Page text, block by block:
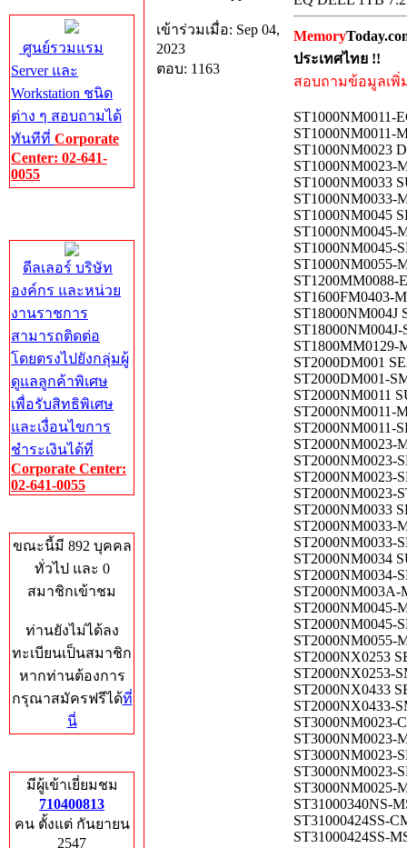
ศูนย์รวมแรม
Server และ
Workstation ชนิด
ต่าง ๆ สอบถามได้
ทันทีที่ Corporate
Center: 02-641-
0055
ดีลเลอร์ บริษัท
องค์กร และหน่วย
งานราชการ
สามารถติดต่อ
โดยตรงไปยังกลุ่มผู้
ดูแลลูกค้าพิเศษ
เพื่อรับสิทธิพิเศษ
และเงื่อนไขการ
ชำระเงินได้ที่
Corporate Center:
02-641-0055
ขณะนี้มี 892 บุคคล
ทั่วไป และ 0
สมาชิกเข้าชม
ท่านยังไม่ได้ลง
ทะเบียนเป็นสมาชิก
หากท่านต้องการ
กรุณาสมัครฟรีได้ที่
นี่
มีผู้เข้าเยี่ยมชม
710400813
คน ตั้งแต่ กันยายน
2547
เข้าร่วมเมื่อ: Sep 04,
2023
ตอบ: 1163
Memory
ประเทศไทย !!
สอบถามข้อมูลเพิ่
ST1000NM0011-
ST1000NM0011-
ST1000NM0023
ST1000NM0023-
ST1000NM0033
ST1000NM0033-
ST1000NM0045
ST1000NM0045-
ST1000NM0045-
ST1000NM0055-
ST1200MM0088-
ST1600FM0403-
ST18000NM004J
ST1800MM0129-
ST2000DM001
ST2000DM001-
ST2000NM0011
ST2000NM0011-
ST2000NM0011-
ST2000NM0023-
ST2000NM0023-
ST2000NM0023-
ST2000NM0023-
ST2000NM0033
ST2000NM0033-
ST2000NM0033-
ST2000NM0034
ST2000NM0034-
ST2000NM003A-
ST2000NM0045-
ST2000NM0045-
ST2000NM0055-
ST2000NX0253
ST2000NX0253-
ST2000NX0433
ST2000NX0433-
ST3000NM0023-
ST3000NM0023-
ST3000NM0023-
ST3000NM0023-
ST3000NM0025-
ST31000340NS-
ST31000424SS-
ST31000424SS-